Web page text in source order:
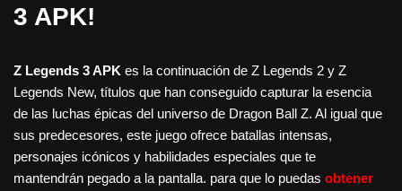
3 APK!
Z Legends 3 APK es la continuación de Z Legends 2 y Z
Legends New, títulos que han conseguido capturar la esencia
de las luchas épicas del universo de Dragon Ball Z. Al igual que
sus predecesores, este juego ofrece batallas intensas,
personajes icónicos y habilidades especiales que te
mantendrán pegado a la pantalla. para que lo puedas obtener